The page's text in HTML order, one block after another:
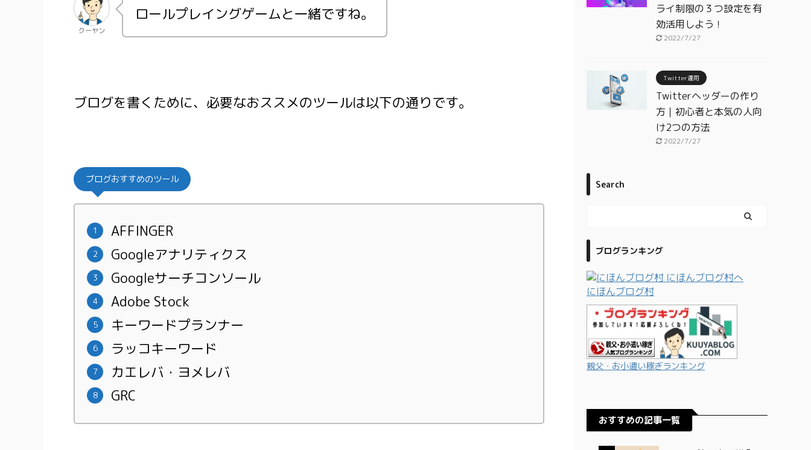
クーヤン
ロールプレイングゲームと一緒ですね。
ブログを書くために、必要なおススメのツールは以下の通りです。
ブログおすすめのツール
AFFINGER
Googleアナリティクス
Googleサーチコンソール
Adobe Stock
キーワードプランナー
ラッコキーワード
カエレバ・ヨメレバ
GRC
ライ制限の３つ設定を有
効活用しよう！
2022/7/27
Twitter運用
Twitterヘッダーの作り
方｜初心者と本気の人向
け2つの方法
2022/7/27
Search
ブログランキング
にほんブログ村
親父・お小遣い稼ぎランキング
おすすめの記事一覧